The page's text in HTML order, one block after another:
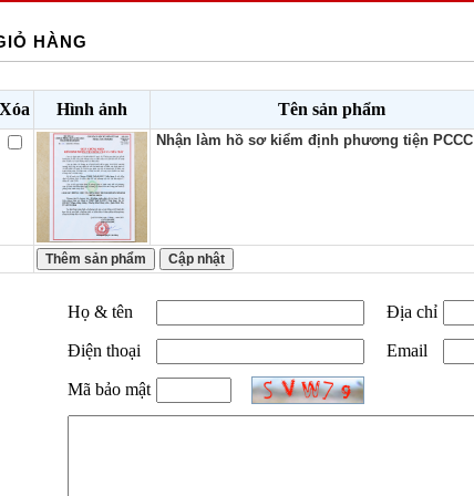
HÀNG
Hình ảnh Tên sản phẩm
Nhận làm hồ sơ kiểm định phương tiện PCCC
Họ & tên Địa chỉ
Điện thoại Email
Mã bảo mật